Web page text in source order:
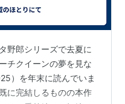
野郎シリーズで去夏に
チクイーンの夢を見な
）を年末に読んでいま
に完結しるものの本作